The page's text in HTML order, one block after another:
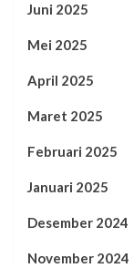
Juni 2025
Mei 2025
April 2025
Maret 2025
Februari 2025
Januari 2025
Desember 2024
November 2024